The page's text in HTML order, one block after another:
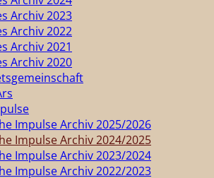
Archiv 2023
Archiv 2022
Archiv 2021
Archiv 2020
Impulse Archiv 2025/2026
Impulse Archiv 2024/2025
Impulse Archiv 2023/2024
Impulse Archiv 2022/2023